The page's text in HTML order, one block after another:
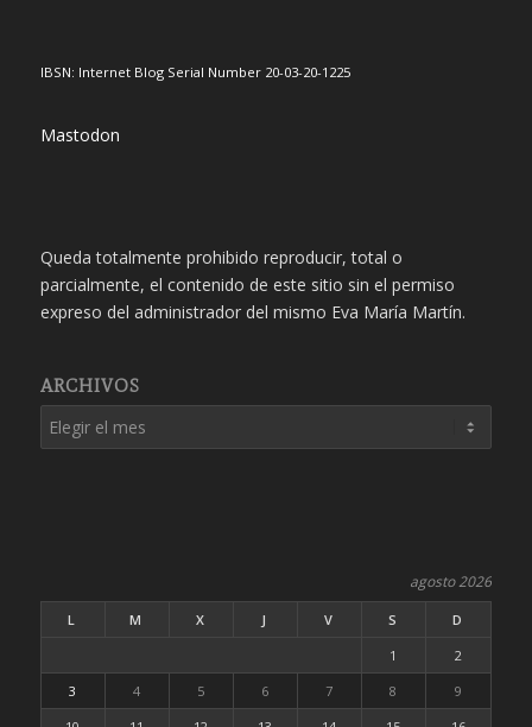
IBSN: Internet Blog Serial Number 20-03-20-1225
Mastodon
Queda totalmente prohibido reproducir, total o
parcialmente, el contenido de este sitio sin el permiso
expreso del administrador del mismo Eva María Martín.
ARCHIVOS
agosto 2026
L M X J V S
D
1
2
3
4 5 6 7 8
9